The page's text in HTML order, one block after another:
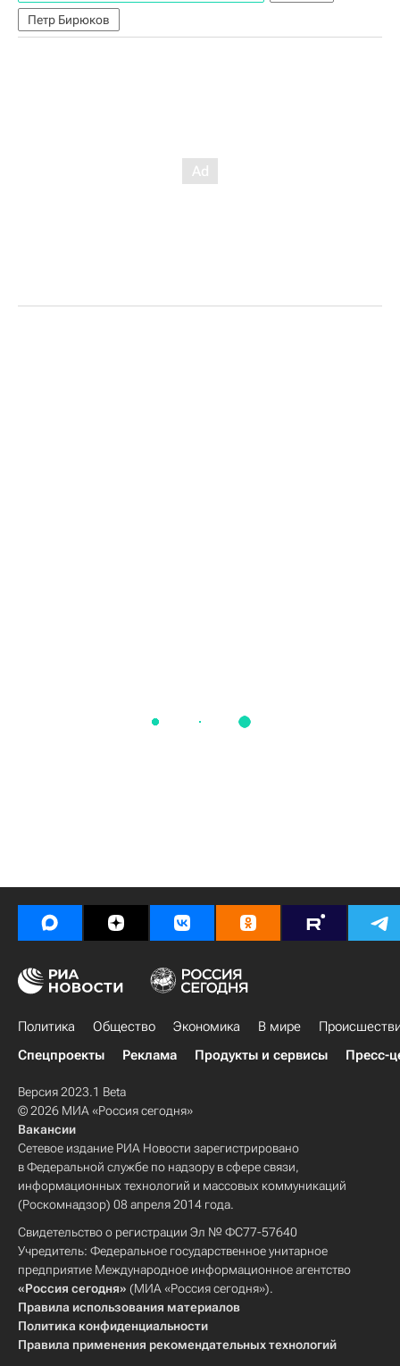
Петр Бирюков
Политика Общество Экономика В мире
Спецпроекты
Реклама Продукты и сервисы Пресс-
Версия 2023.1 Beta
© 2026 МИА «Россия сегодня»
Вакансии
Сетевое издание РИА Новости зарегистрировано
в Федеральной службе по надзору в сфере связи,
информационных технологий и массовых коммуникаций
(Роскомнадзор) 08 апреля 2014 года.
Свидетельство о регистрации Эл № ФС77-57640
Учредитель: Федеральное государственное унитарное
предприятие Международное информационное агентство
«Россия сегодня» (МИА «Россия сегодня»).
Правила использования материалов
Политика конфиденциальности
Правила применения рекомендательных технологий